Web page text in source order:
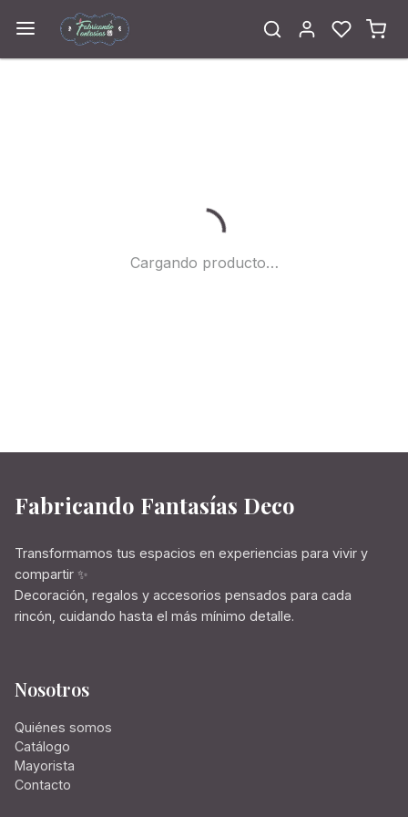
Cargando...
Cargando producto…
Fabricando Fantasías Deco
Transformamos tus espacios en experiencias para vivir y
compartir ✨
Decoración, regalos y accesorios pensados para cada
rincón, cuidando hasta el más mínimo detalle.
Nosotros
Quiénes somos
Catálogo
Mayorista
Contacto